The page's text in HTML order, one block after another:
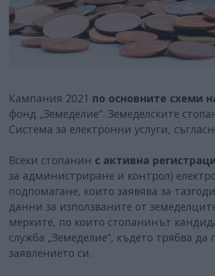
Кампания 2021 по основните схеми
фонд „Земеделие“. Земеделските
Система за електронни услуги,
Всеки стопанин с активна
за администриране и контрол)
подпомагане, които заявява за
данни за използваните от
мерките, по които стопанинът
служба „Земеделие“, където трябва
заявлението си.